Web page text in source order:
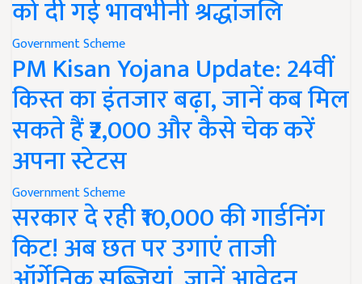
को दी गई भावभीनी श्रद्धांजलि
Government Scheme
PM Kisan Yojana Update: 24वीं
किस्त का इंतजार बढ़ा, जानें कब मिल
सकते हैं ₹2,000 और कैसे चेक करें
अपना स्टेटस
Government Scheme
सरकार दे रही ₹10,000 की गार्डनिंग
किट! अब छत पर उगाएं ताजी